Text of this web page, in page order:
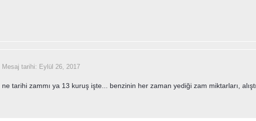
Mesaj tarihi: Eylül 26, 2017
ne tarihi zammı ya 13 kuruş işte... benzinin her zaman yediği zam miktarları,